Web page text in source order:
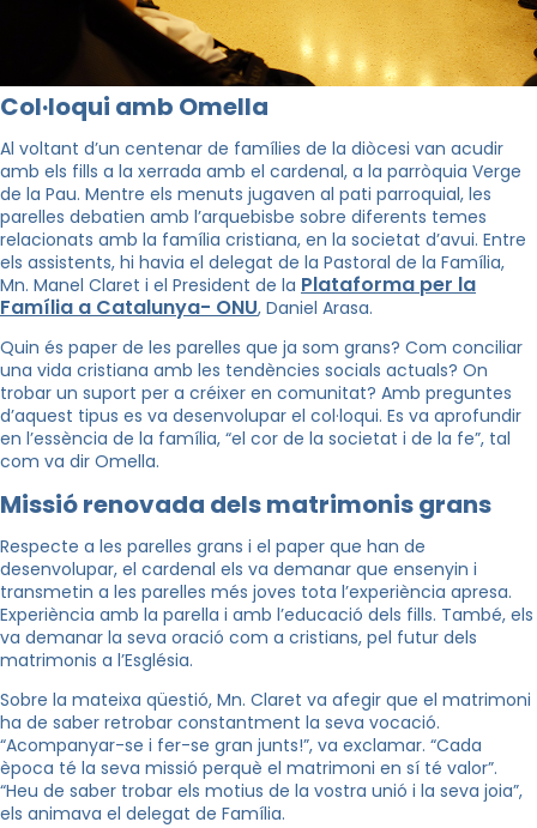
Col·loqui amb Omella
Al voltant d’un centenar de famílies de la diòcesi van acudir
amb els fills a la xerrada amb el cardenal, a la parròquia Verge
de la Pau. Mentre els menuts jugaven al pati parroquial, les
parelles debatien amb l’arquebisbe sobre diferents temes
relacionats amb la família cristiana, en la societat d’avui. Entre
els assistents, hi havia el delegat de la Pastoral de la Família,
Mn. Manel Claret i el President de la Plataforma per la
Família a Catalunya- ONU, Daniel Arasa.
Quin és paper de les parelles que ja som grans? Com conciliar
una vida cristiana amb les tendències socials actuals? On
trobar un suport per a créixer en comunitat? Amb preguntes
d’aquest tipus es va desenvolupar el col·loqui. Es va aprofundir
en l’essència de la família, “el cor de la societat i de la fe”, tal
com va dir Omella.
Missió renovada dels matrimonis grans
Respecte a les parelles grans i el paper que han de
desenvolupar, el cardenal els va demanar que ensenyin i
transmetin a les parelles més joves tota l’experiència apresa.
Experiència amb la parella i amb l’educació dels fills. També, els
va demanar la seva oració com a cristians, pel futur dels
matrimonis a l’Església.
Sobre la mateixa qüestió, Mn. Claret va afegir que el matrimoni
ha de saber retrobar constantment la seva vocació.
“Acompanyar-se i fer-se gran junts!”, va exclamar. “Cada
època té la seva missió perquè el matrimoni en sí té valor”.
“Heu de saber trobar els motius de la vostra unió i la seva joia”,
els animava el delegat de Família.